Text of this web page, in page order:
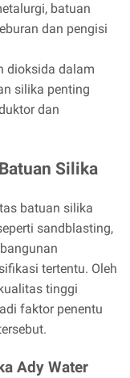
batuan
dan pengisi
dioksida dalam
silika penting
dan
Silika
batuan silika
sandblasting,
tertentu. Oleh
tinggi
faktor penentu
Ady Water